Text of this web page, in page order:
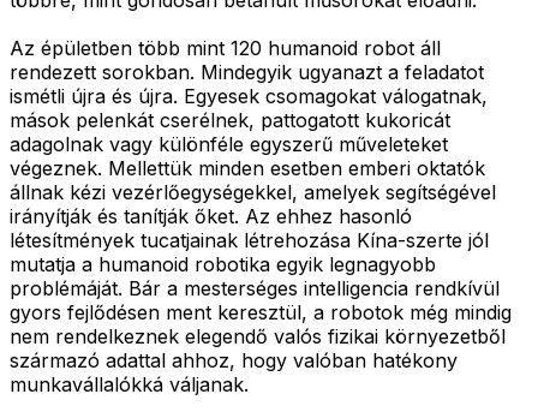
Az épületben több mint 120 humanoid robot áll
rendezett sorokban. Mindegyik ugyanazt a feladatot
ismétli újra és újra. Egyesek csomagokat válogatnak,
mások pelenkát cserélnek, pattogatott kukoricát
adagolnak vagy különféle egyszerű műveleteket
végeznek. Mellettük minden esetben emberi oktatók
állnak kézi vezérlőegységekkel, amelyek segítségével
irányítják és tanítják őket. Az ehhez hasonló
létesítmények tucatjainak létrehozása Kína-szerte jól
mutatja a humanoid robotika egyik legnagyobb
problémáját. Bár a mesterséges intelligencia rendkívül
gyors fejlődésen ment keresztül, a robotok még mindig
nem rendelkeznek elegendő valós fizikai környezetből
származó adattal ahhoz, hogy valóban hatékony
munkavállalókká váljanak.